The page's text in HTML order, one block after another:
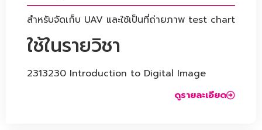
สำหรับจัดเก็บ UAV และใช้เป็นที่ถ่ายภาพ test chart
ใช้ในรายวิชา
2313230 Introduction to Digital Image
ดูรายละเอียด